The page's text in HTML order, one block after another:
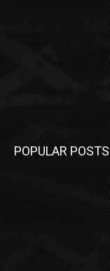
POPULAR POSTS